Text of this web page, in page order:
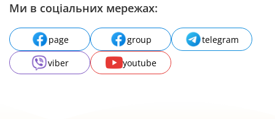
Ми в соціальних мережах:
page group
telegram
viber
youtube